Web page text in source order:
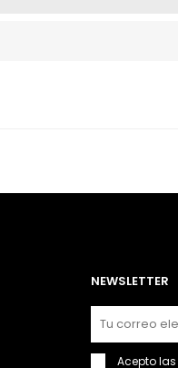
NEWSLETTER
Acepto las